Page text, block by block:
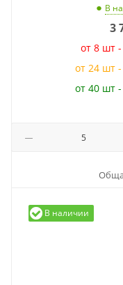
В
3
от 8 шт -
от 24 шт -
от 40 шт -
В наличии